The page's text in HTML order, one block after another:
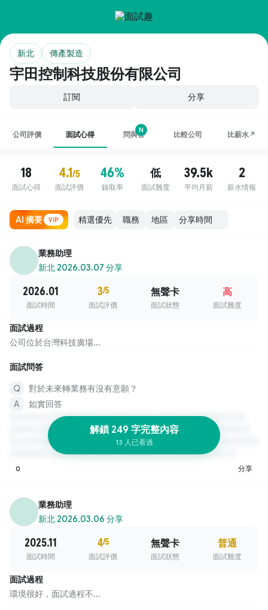
宇田控制科技股份有限公司
新北 傳產製造
訂閱 分享
公司評價 面試心得 問與答
N
比較公司 比薪水↗
18
面試心得
4.1/5
面試評價
46%
錄取率
低
面試難度
39.5k
平均月薪
2
薪水情報
AI 摘要 VIP 職務 地區
業務助理
新北·2026.03.07 分享
2026.01
面試時間
3/5
面試評價
無聲卡
面試狀態
高
面試難度
面試過程
公司位於台灣科技廣場...
面試問答
對於未來轉業務有沒有意願？
如實回答
解鎖 249 字完整內容
13 人已看過
0 分享
業務助理
新北·2026.03.06 分享
2025.11
面試時間
4/5
面試評價
無聲卡
面試狀態
普通
面試難度
面試過程
環境很好，面試過程不...